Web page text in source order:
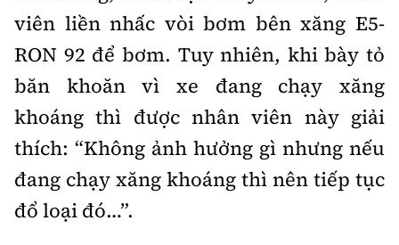
viên liền nhấc vòi bơm bên xăng E5-
RON 92 để bơm. Tuy nhiên, khi bày tỏ
băn khoăn vì xe đang chạy xăng
khoáng thì được nhân viên này giải
thích: “Không ảnh hưởng gì nhưng nếu
đang chạy xăng khoáng thì nên tiếp tục
đổ loại đó…”.